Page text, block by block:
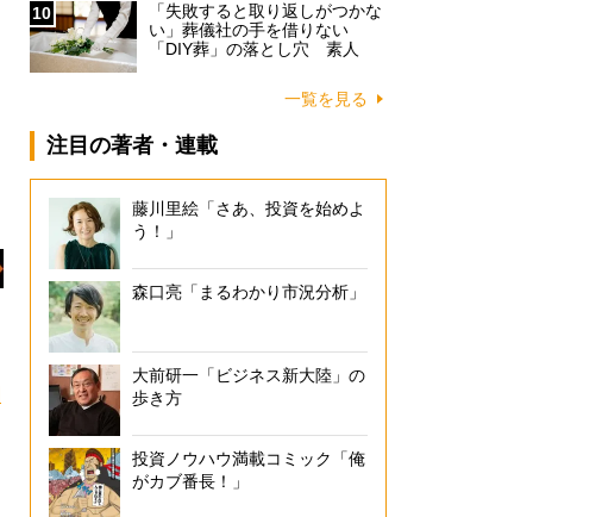
10
「失敗すると取り返しがつかな
い」葬儀社の手を借りない
「DIY葬」の落とし穴 素人
一覧を見る
注目の著者・連載
藤川里絵「さあ、投資を始めよ
う！」
森口亮「まるわかり市況分析」
大前研一「ビジネス新大陸」の
歩き方
投資ノウハウ満載コミック「俺
がカブ番長！」